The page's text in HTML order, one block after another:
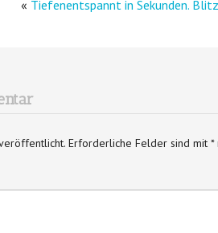
« Tiefenentspannt in Sekunden.
Erforderliche Felder sind mit *